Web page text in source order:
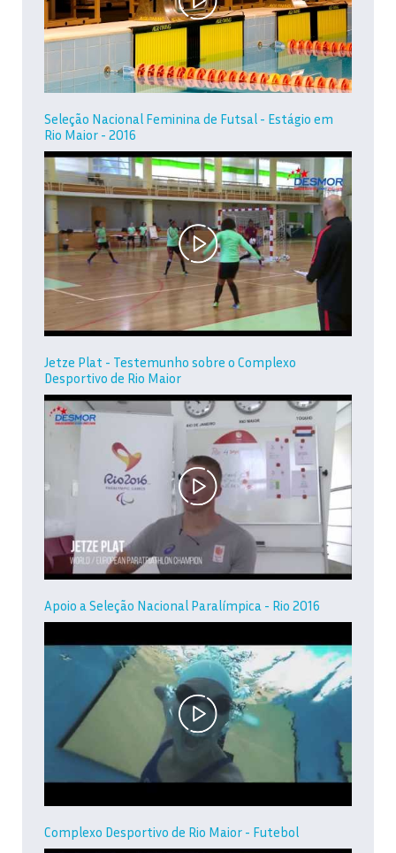
Seleção Nacional Feminina de Futsal - Estágio em
Rio Maior - 2016
Jetze Plat - Testemunho sobre o Complexo
Desportivo de Rio Maior
Apoio a Seleção Nacional Paralímpica - Rio 2016
Complexo Desportivo de Rio Maior - Futebol